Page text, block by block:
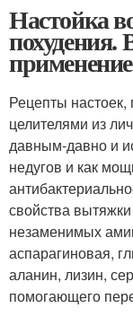
Настойка
похудения.
Рецепты
целителями из
давным-давно и
недугов и как
свойства
незаменимых
аспарагиновая,
аланин, лизин,
помогающего